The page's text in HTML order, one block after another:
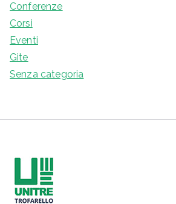
Conferenze
Corsi
Eventi
Gite
Senza categoria